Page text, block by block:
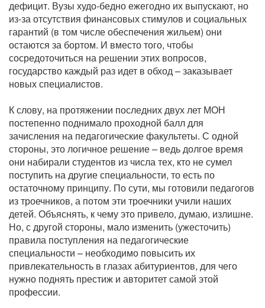
дефицит. Вузы худо-бедно ежегодно их выпускают, но
из-за отсутствия финансовых стимулов и социальных
гарантий (в том числе обеспечения жильем) они
остаются за бортом. И вместо того, чтобы
сосредоточиться на решении этих вопросов,
государство каждый раз идет в обход – заказывает
новых специалистов.
К слову, на протяжении последних двух лет МОН
постепенно поднимало проходной балл для
зачисления на педагогические факультеты. С одной
стороны, это логичное решение – ведь долгое время
они набирали студентов из числа тех, кто не сумел
поступить на другие специальности, то есть по
остаточному принципу. По сути, мы готовили педагогов
из троечников, а потом эти троечники учили наших
детей. Объяснять, к чему это привело, думаю, излишне.
Но, с другой стороны, мало изменить (ужесточить)
правила поступления на педагогические
специальности – необходимо повысить их
привлекательность в глазах абитуриентов, для чего
нужно поднять престиж и авторитет самой этой
профессии.